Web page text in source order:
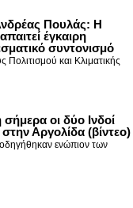
Πουλάς: Η
έγκαιρη
συντονισμό
και Κλιματικής
οι δύο Ινδοί
Αργολίδα (βίντεο)
ενώπιον των